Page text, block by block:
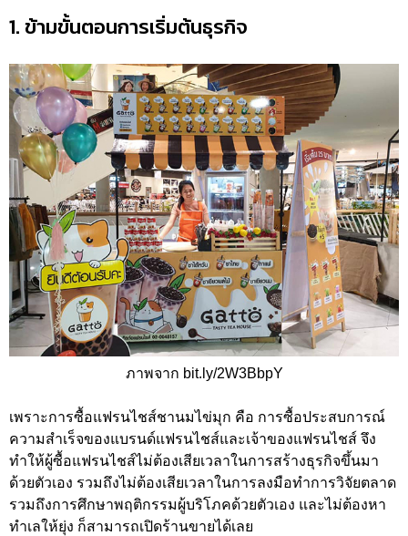
1. ข้ามขั้นตอนการเริ่มต้นธุรกิจ
ภาพจาก bit.ly/2W3BbpY
เพราะการซื้อแฟรนไชส์ชานมไข่มุก คือ การซื้อประสบการณ์
ความสำเร็จของแบรนด์แฟรนไชส์และเจ้าของแฟรนไชส์ จึง
ทำให้ผู้ซื้อแฟรนไชส์ไม่ต้องเสียเวลาในการสร้างธุรกิจขึ้นมา
ด้วยตัวเอง รวมถึงไม่ต้องเสียเวลาในการลงมือทำการวิจัยตลาด
รวมถึงการศึกษาพฤติกรรมผู้บริโภคด้วยตัวเอง และไม่ต้องหา
ทำเลให้ยุ่ง ก็สามารถเปิดร้านขายได้เลย